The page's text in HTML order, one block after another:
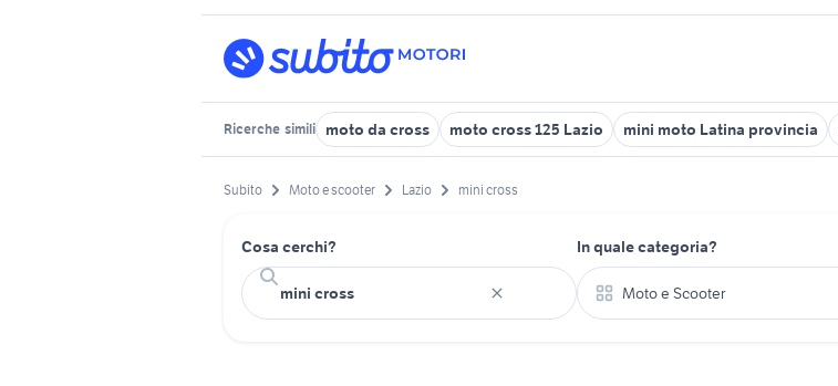
Ricerche simili moto da cross moto cross 125 Lazio mini moto Latina provincia
Subito Moto e scooter Lazio mini cross
Cosa cerchi? In quale categoria?
Moto e Scooter